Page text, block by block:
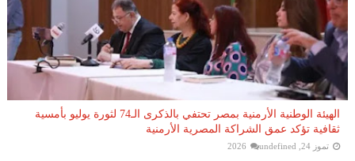
الهيئة الوطنية الأرمنية بمصر تحتفي بالذكرى الـ74 لثورة يوليو بأمسية
ثقافية تؤكد عمق الشراكة المصرية الأرمنية
تموز 24, 2026 undefined